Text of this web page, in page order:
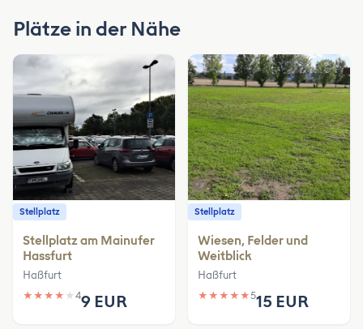
Plätze in der Nähe
Stellplatz
Stellplatz am Mainufer
Hassfurt
Haßfurt
★ ★ ★ ★ ★ 49 EUR
Stellplatz
Wiesen, Felder und
Weitblick
Haßfurt
★ ★ ★ ★ ★515 EUR